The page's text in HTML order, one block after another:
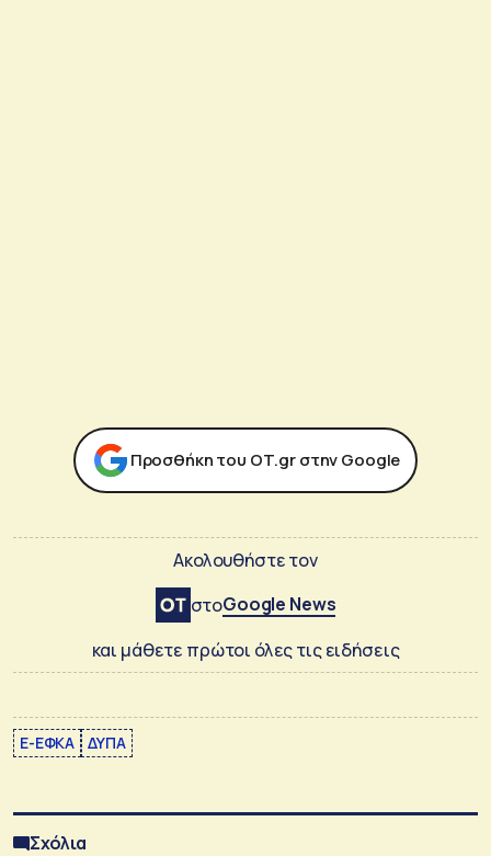
Προσθήκη του ΟΤ.gr στην Google
Ακολουθήστε τον
στοGoogle News
και μάθετε πρώτοι όλες τις ειδήσεις
E-ΕΦΚΑ ΔΥΠΑ
Σχόλια